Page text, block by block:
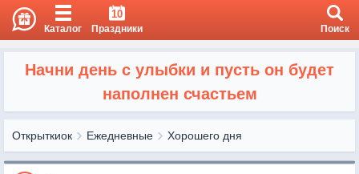
Каталог
10
Праздники Поиск
Начни день с улыбки и пусть он будет
наполнен счастьем
Открыткиок Ежедневные Хорошего дня